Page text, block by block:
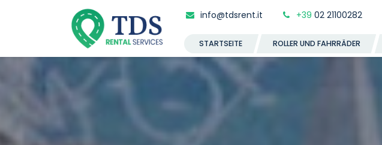
info@tdsrent.it +39 02 21100282
STARTSEITE ROLLER UND FAHRRÄDER